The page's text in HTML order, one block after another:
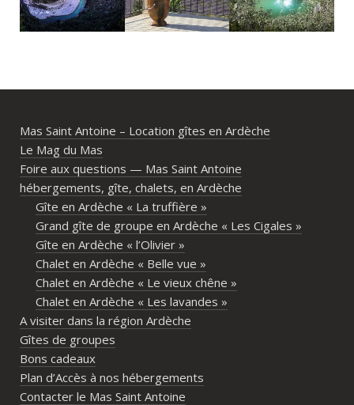
Mas Saint Antoine – Location gîtes en Ardèche
Le Mag du Mas
Foire aux questions — Mas Saint Antoine
hébergements, gîte, chalets, en Ardèche
Gîte en Ardèche « La truffière »
Grand gîte de groupe en Ardèche « Les Cigales »
Gîte en Ardèche « l’Olivier »
Chalet en Ardèche « Belle vue »
Chalet en Ardèche « Le vieux chêne »
Chalet en Ardèche « Les lavandes »
A visiter dans la région Ardèche
Gîtes de groupes
Bons cadeaux
Plan d’Accès à nos hébergements
Contacter le Mas Saint Antoine